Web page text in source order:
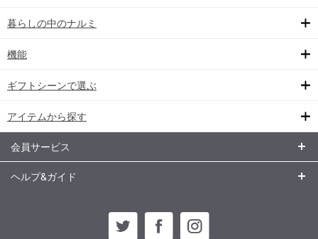
暮らしの中のナルミ
機能
ギフトシーンで選ぶ
アイテムから探す
会員サービス
ヘルプ&ガイド